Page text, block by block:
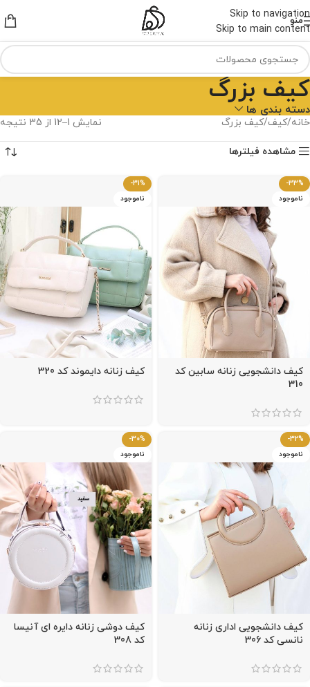
Skip to navigation
Skip to main content
منو
کیف بزرگ
دسته بندی ها
خانه کیف کیف بزرگ نمایش 1–12 از 35 نتیجه
مشاهده فیلترها
-33%
ناموجود
کیف دانشجویی زنانه سابین کد
310
-31%
ناموجود
کیف زنانه دایموند کد 320
-32%
ناموجود
کیف دانشجویی اداری زنانه
نانسی کد 306
-30%
ناموجود
کیف دوشی زنانه دایره ای آنیسا
کد 308